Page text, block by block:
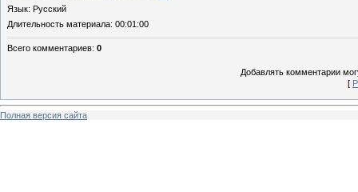
Язык: Русский
Длительность материала: 00:01:00
Всего комментариев: 0
Добавлять комментарии
[
Полная версия сайта